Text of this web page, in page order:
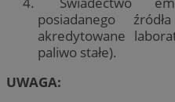
posiadanego
akredytowane
paliwo stałe).
UWAGA: